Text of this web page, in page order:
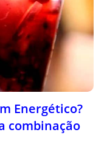
Energético?
combinação